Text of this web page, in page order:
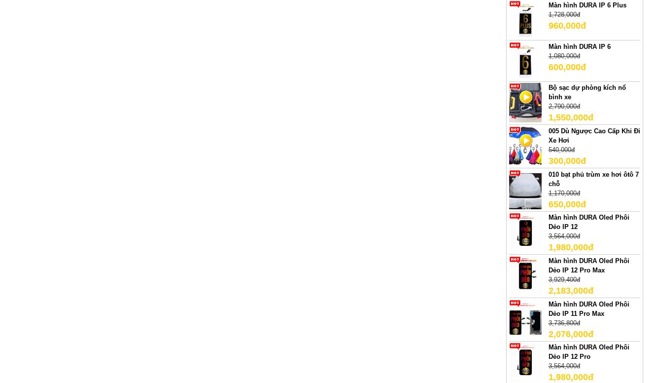
Màn hình DURA IP 6 Plus
1,728,000đ
960,000đ
Màn hình DURA IP 6
1,080,000đ
600,000đ
Bộ sạc dự phòng kích nổ
bình xe
2,790,000đ
1,550,000đ
005 Dù Ngược Cao Cấp Khi Đi
Xe Hơi
540,000đ
300,000đ
010 bạt phủ trùm xe hơi ôtô 7
chỗ
1,170,000đ
650,000đ
Màn hình DURA Oled Phôi
Dẻo IP 12
3,564,000đ
1,980,000đ
Màn hình DURA Oled Phôi
Dẻo IP 12 Pro Max
3,929,400đ
2,183,000đ
Màn hình DURA Oled Phôi
Dẻo IP 11 Pro Max
3,736,800đ
2,076,000đ
Màn hình DURA Oled Phôi
Dẻo IP 12 Pro
3,564,000đ
1,980,000đ